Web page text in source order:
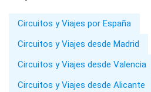
Circuitos y Viajes por España
Circuitos y Viajes desde Madrid
Circuitos y Viajes desde Valencia
Circuitos y Viajes desde Alicante